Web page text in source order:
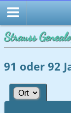
Strauss
91 oder 92